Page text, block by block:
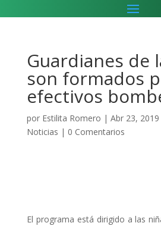
Guardianes de
son formados
efectivos
por Estilita Romero | Abr 23, 2019
Noticias | 0 Comentarios
El programa está dirigido a las